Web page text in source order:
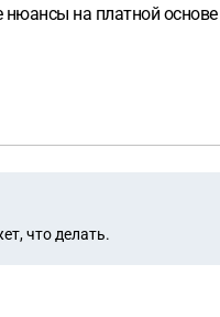
на платной основе
что делать.